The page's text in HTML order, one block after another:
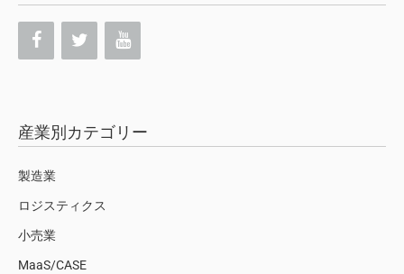
産業別カテゴリー
製造業
ロジスティクス
小売業
MaaS/CASE